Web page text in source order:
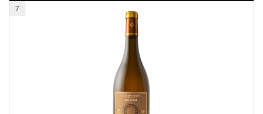
7